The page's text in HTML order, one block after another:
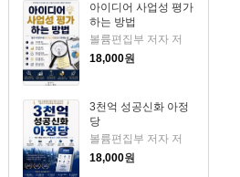
아이디어 사업성 평가
하는 방법
볼륨편집부 저자 저
18,000원
3천억 성공신화 아정
당
볼륨편집부 저자 저
18,000원